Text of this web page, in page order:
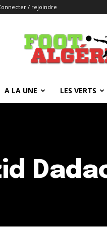
/ rejoindre
A LA UNE LES VERTS